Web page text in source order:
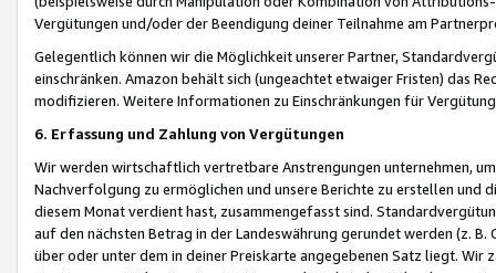
Vergütungen und/oder der Beendigung deiner Teilnahme am
Gelegentlich können wir die Möglichkeit unserer Partner,
einschränken. Amazon behält sich (ungeachtet etwaiger Fristen) das
modifizieren. Weitere Informationen zu Einschränkungen für
6. Erfassung und Zahlung von Vergütungen
Wir werden wirtschaftlich vertretbare Anstrengungen unternehmen,
Nachverfolgung zu ermöglichen und unsere Berichte zu erstellen und
diesem Monat verdient hast, zusammengefasst sind.
auf den nächsten Betrag in der Landeswährung gerundet werden (z.
über oder unter dem in deiner Preiskarte angegebenen Satz liegt.